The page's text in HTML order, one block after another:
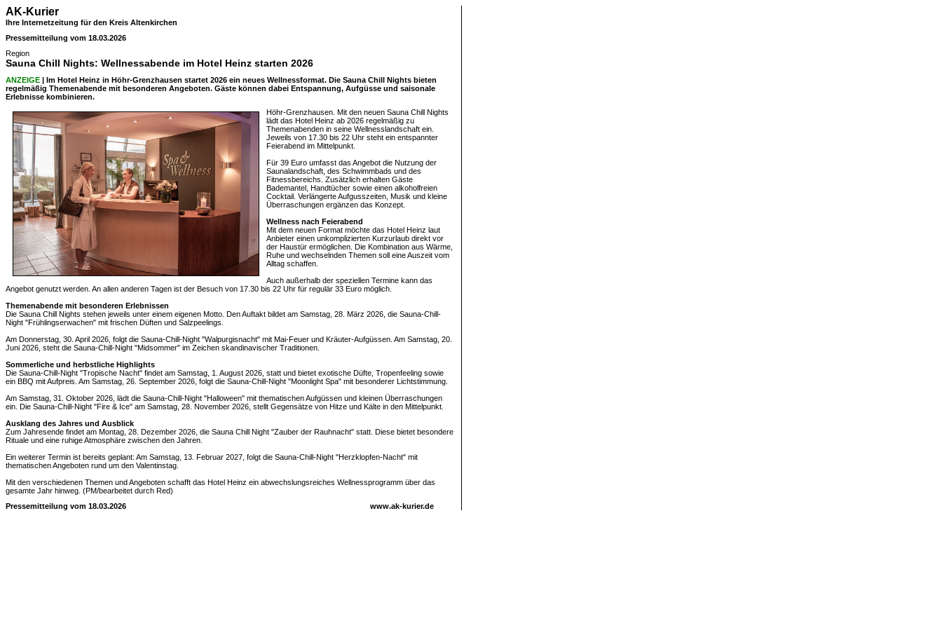
AK-Kurier
Ihre Internetzeitung für den Kreis Altenkirchen
Pressemitteilung vom 18.03.2026
Region
Sauna Chill Nights: Wellnessabende im Hotel Heinz starten 2026
ANZEIGE | Im Hotel Heinz in Höhr-Grenzhausen startet 2026 ein neues Wellnessformat. Die Sauna Chill Nights bieten
regelmäßig Themenabende mit besonderen Angeboten. Gäste können dabei Entspannung, Aufgüsse und saisonale
Erlebnisse kombinieren.
Höhr-Grenzhausen. Mit den neuen Sauna Chill Nights
lädt das Hotel Heinz ab 2026 regelmäßig zu
Themenabenden in seine Wellnesslandschaft ein.
Jeweils von 17.30 bis 22 Uhr steht ein entspannter
Feierabend im Mittelpunkt.
Für 39 Euro umfasst das Angebot die Nutzung der
Saunalandschaft, des Schwimmbads und des
Fitnessbereichs. Zusätzlich erhalten Gäste
Bademantel, Handtücher sowie einen alkoholfreien
Cocktail. Verlängerte Aufgusszeiten, Musik und kleine
Überraschungen ergänzen das Konzept.
Wellness nach Feierabend
Mit dem neuen Format möchte das Hotel Heinz laut
Anbieter einen unkomplizierten Kurzurlaub direkt vor
der Haustür ermöglichen. Die Kombination aus Wärme,
Ruhe und wechselnden Themen soll eine Auszeit vom
Alltag schaffen.
Auch außerhalb der speziellen Termine kann das
Angebot genutzt werden. An allen anderen Tagen ist der Besuch von 17.30 bis 22 Uhr für regulär 33 Euro möglich.
Themenabende mit besonderen Erlebnissen
Die Sauna Chill Nights stehen jeweils unter einem eigenen Motto. Den Auftakt bildet am Samstag, 28. März 2026, die Sauna-Chill-
Night "Frühlingserwachen" mit frischen Düften und Salzpeelings.
Am Donnerstag, 30. April 2026, folgt die Sauna-Chill-Night "Walpurgisnacht" mit Mai-Feuer und Kräuter-Aufgüssen. Am Samstag, 20.
Juni 2026, steht die Sauna-Chill-Night "Midsommer" im Zeichen skandinavischer Traditionen.
Sommerliche und herbstliche Highlights
Die Sauna-Chill-Night "Tropische Nacht" findet am Samstag, 1. August 2026, statt und bietet exotische Düfte, Tropenfeeling sowie
ein BBQ mit Aufpreis. Am Samstag, 26. September 2026, folgt die Sauna-Chill-Night "Moonlight Spa" mit besonderer Lichtstimmung.
Am Samstag, 31. Oktober 2026, lädt die Sauna-Chill-Night "Halloween" mit thematischen Aufgüssen und kleinen Überraschungen
ein. Die Sauna-Chill-Night "Fire & Ice" am Samstag, 28. November 2026, stellt Gegensätze von Hitze und Kälte in den Mittelpunkt.
Ausklang des Jahres und Ausblick
Zum Jahresende findet am Montag, 28. Dezember 2026, die Sauna Chill Night "Zauber der Rauhnacht" statt. Diese bietet besondere
Rituale und eine ruhige Atmosphäre zwischen den Jahren.
Ein weiterer Termin ist bereits geplant: Am Samstag, 13. Februar 2027, folgt die Sauna-Chill-Night "Herzklopfen-Nacht" mit
thematischen Angeboten rund um den Valentinstag.
Mit den verschiedenen Themen und Angeboten schafft das Hotel Heinz ein abwechslungsreiches Wellnessprogramm über das
gesamte Jahr hinweg. (PM/bearbeitet durch Red)
Pressemitteilung vom 18.03.2026
www.ak-kurier.de